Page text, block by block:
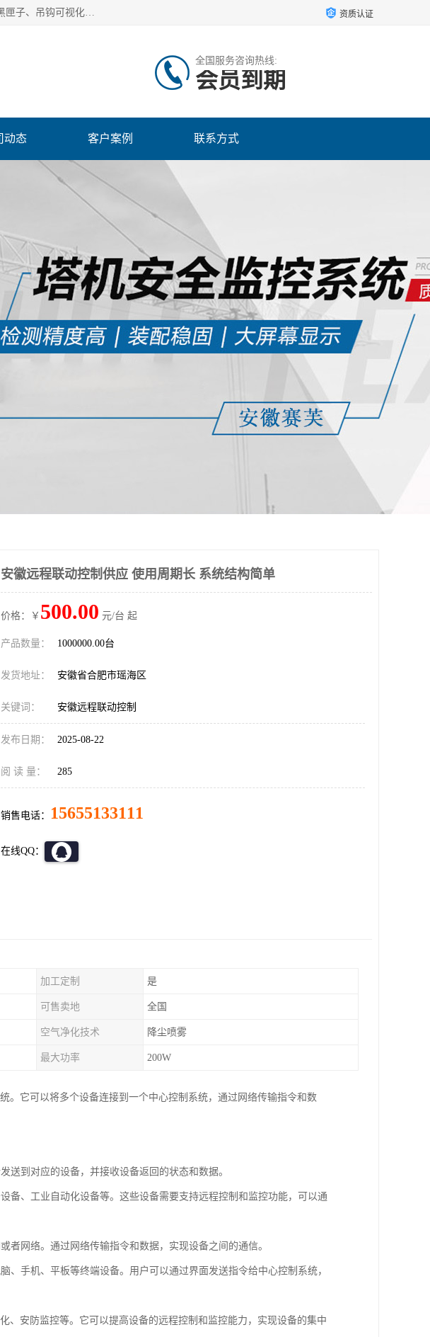
安徽赛芙智能科技有限公司是一家主营智慧化工地解决方案的企业，主营产品有：塔机安全监测系统、塔吊黑匣子、吊钩可视化、吊钩可视化系统、塔机安全监控系统、塔机黑匣子等。创建至今始终关注用户需求，为用户提供有的产品和服务。 资质认证
全国服务咨询热线:
会员到期
动态 客户案例 联系方式
安徽远程联动控制供应 使用周期长 系统结构简单
价格：￥ 500.00 元/台 起
产品数量： 1000000.00台
发货地址： 安徽省合肥市瑶海区
关键词： 安徽远程联动控制
发布日期： 2025-08-22
阅 读 量： 285
销售电话： 15655133111
在线QQ：
加工定制 是
可售卖地 全国
空气净化技术 降尘喷雾
最大功率 200W
。它可以将多个设备连接到一个中心控制系统，通过网络传输指令和数
送到对应的设备，并接收设备返回的状态和数据。
备、工业自动化设备等。这些设备需要支持远程控制和监控功能，可以通
者网络。通过网络传输指令和数据，实现设备之间的通信。
、手机、平板等终端设备。用户可以通过界面发送指令给中心控制系统，
、安防监控等。它可以提高设备的远程控制和监控能力，实现设备的集中